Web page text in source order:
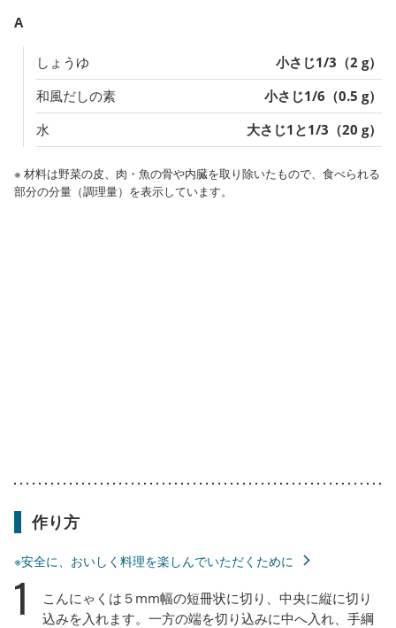
A
しょうゆ
小さじ1/3（2 g）
和風だしの素
小さじ1/6（0.5 g）
水
大さじ1と1/3（20 g）
※ 材料は野菜の皮、肉・魚の骨や内臓を取り除いたもので、食べられる
部分の分量（調理量）を表示しています。
作り方
※安全に、おいしく料理を楽しんでいただくために
1
こんにゃくは５mm幅の短冊状に切り、中央に縦に切り
込みを入れます。一方の端を切り込みに中へ入れ、手綱